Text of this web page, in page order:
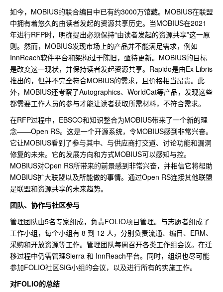
如今，MOBIUS的联合编目中已有约3000万馆藏。MOBIUS在联盟
中拥有着悠久的由读者发起的资源共享历史。当MOBIUS在2021
年进行RFP时，明确提出必须保持“由读者发起的资源共享”这一原
则。然而，MOBIUS发现市场上的产品并不能满足需求，例如
InnReach软件平台和架构过于陈旧，亟待更新。MOBIUS的目标
是改变这一现状，并保持读者发起资源共享。Rapido是由Ex Libris
推出的，但并不完全符合MOBIUS的需求，且价格相当昂贵。此
外，MOBIUS还考察了Autographics、WorldCat等产品，发现这些
都需要工作人员的参与才能让读者获取所需材料，不符合需求。
在RFP过程中，EBSCO和知识整合为MOBIUS带来了一个新的理
念——Open RS。这是一个开源系统，令MOBIUS感到非常兴奋。
它让MOBIUS看到了参与其中、与供应商打交道、讨论功能和漏洞
修复的未来。它的发展方向和方式MOBIUS可以感知与控。
MOBIUS对Open RS所带来的前景感到非常兴奋，并相信它将帮助
MOBIUS扩大联盟以及所能做的事情。通过Open RS连接其他联盟
是联盟和资源共享的未来趋势。
团队、协作与社区参与
管理团队由5名专家组成，负责FOLIO项目管理。与志愿者组成了
工作小组，每个小组有 8 到 12 人，分别负责流通、编目、ERM、
采购和开放资源等工作。管理团队每周召开各类工作组会议。在迁
移过程中仍需管理Sierra 和 InnReach平台。同时，组织也尽可能
参加FOLIO社区SIG小组的会议，以及进行所有的实施工作。
对FOLIO的总结